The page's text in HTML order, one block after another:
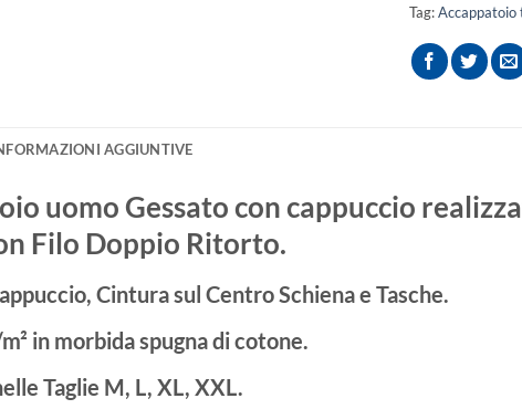
Tag:Accappatoio
AGGIUNTIVE
uomo Gessato con cappuccio
Filo Doppio Ritorto.
Cintura sul Centro Schiena e Tasche.
in morbida spugna di cotone.
Taglie M, L, XL, XXL.